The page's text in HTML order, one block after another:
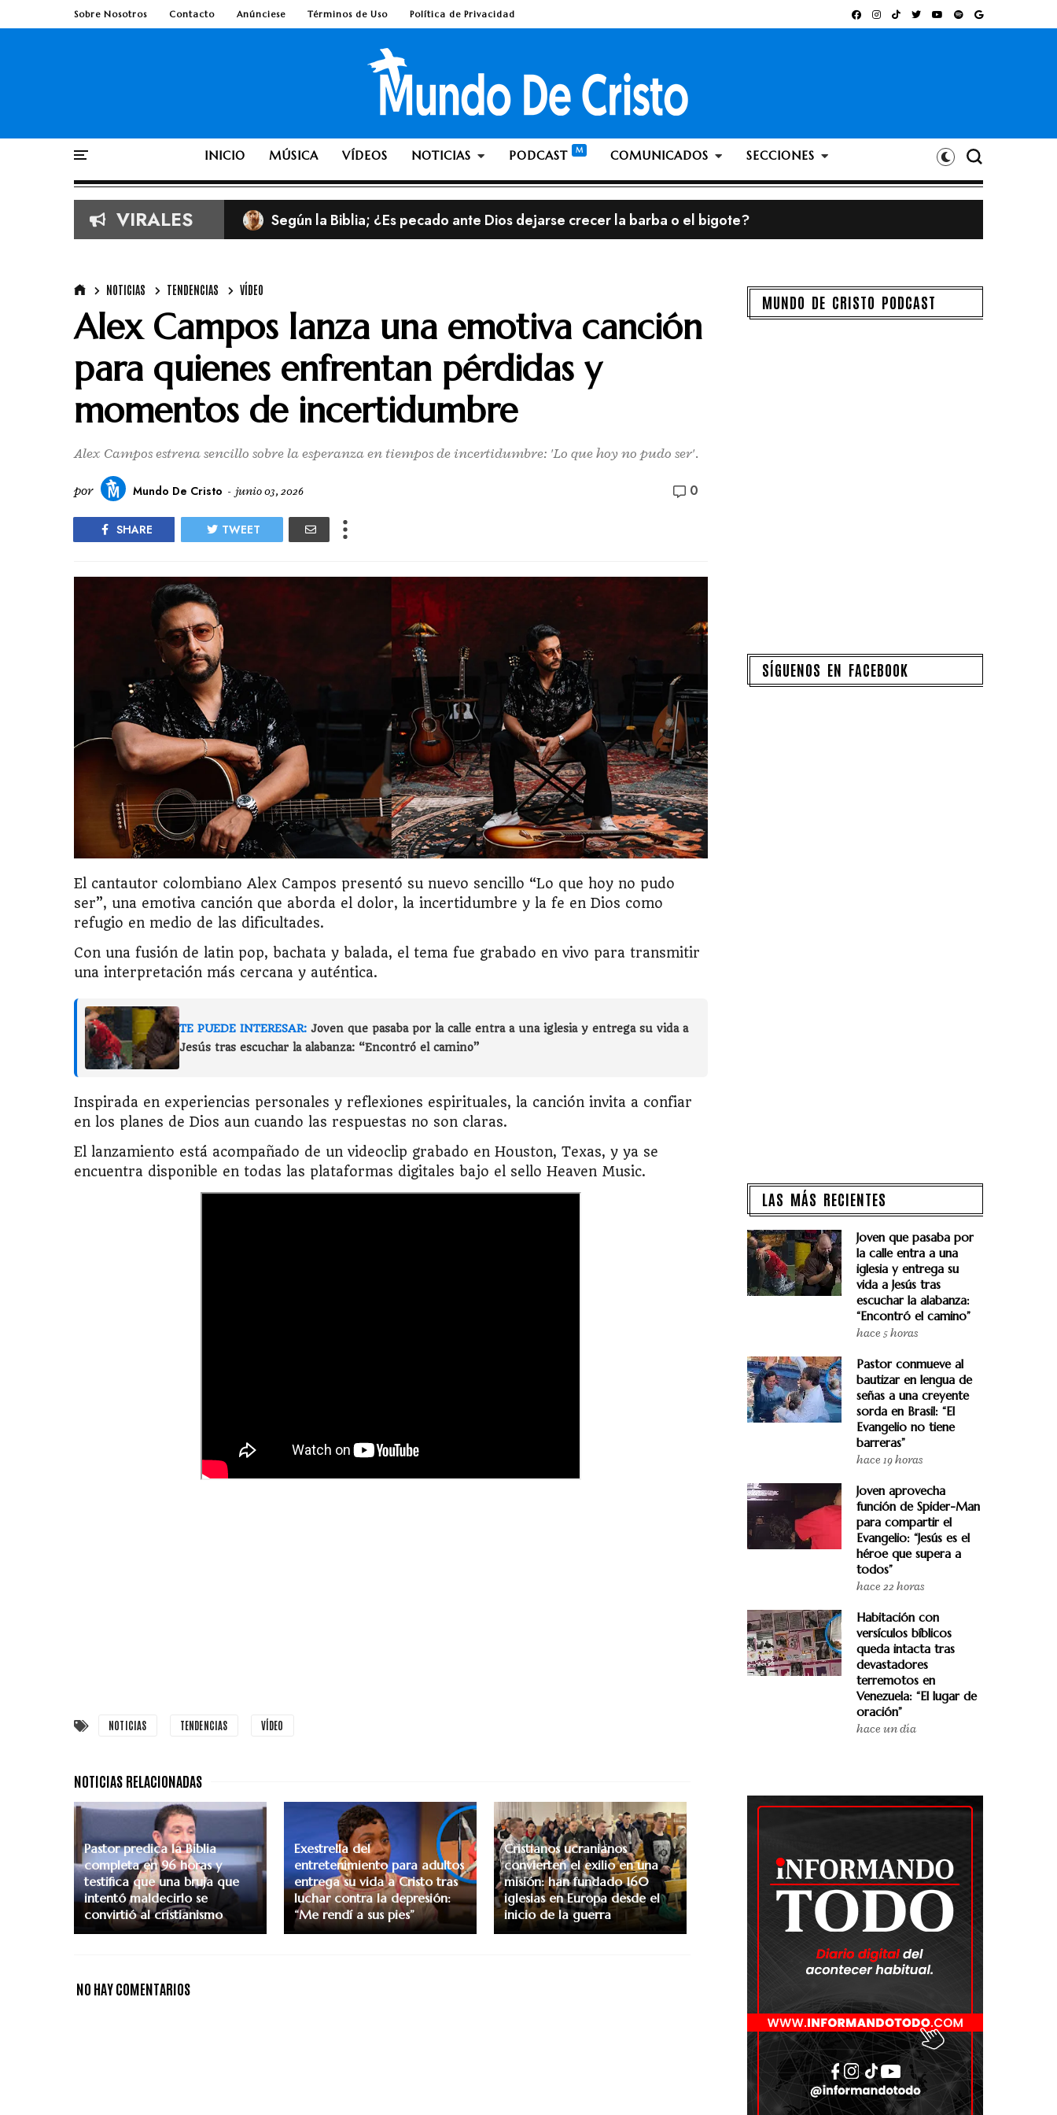
Sobre Nosotros Contacto Anúnciese Términos de Uso Política de Privacidad
INICIO MÚSICA VÍDEOS NOTICIAS PODCAST COMUNICADOS SECCIONES
VIRALES Según la Biblia; ¿Es pecado ante Dios dejarse crecer la barba o el bigote?
NOTICIAS TENDENCIAS VÍDEO
Alex Campos lanza una emotiva canción
para quienes enfrentan pérdidas y
momentos de incertidumbre
Alex Campos estrena sencillo sobre la esperanza en tiempos de incertidumbre: 'Lo que hoy no pudo ser'.
por Mundo De Cristo - junio 03, 2026 0
SHARE TWEET
El cantautor colombiano Alex Campos presentó su nuevo sencillo “Lo que hoy no pudo
ser”, una emotiva canción que aborda el dolor, la incertidumbre y la fe en Dios como
refugio en medio de las dificultades.
Con una fusión de latin pop, bachata y balada, el tema fue grabado en vivo para transmitir
una interpretación más cercana y auténtica.
TE PUEDE INTERESAR: Joven que pasaba por la calle entra a una iglesia y entrega su vida a
Jesús tras escuchar la alabanza: “Encontró el camino”
Inspirada en experiencias personales y reflexiones espirituales, la canción invita a confiar
en los planes de Dios aun cuando las respuestas no son claras.
El lanzamiento está acompañado de un videoclip grabado en Houston, Texas, y ya se
encuentra disponible en todas las plataformas digitales bajo el sello Heaven Music.
NOTICIAS TENDENCIAS VÍDEO
Pastor predica la Biblia
completa en 96 horas y
testifica que una bruja que
intentó maldecirlo se
convirtió al cristianismo
Exestrella del
entretenimiento para adultos
entrega su vida a Cristo tras
luchar contra la depresión:
“Me rendí a sus pies”
Cristianos ucranianos
convierten el exilio en una
misión: han fundado 160
iglesias en Europa desde el
inicio de la guerra
NO HAY COMENTARIOS
MUNDO DE CRISTO PODCAST
SÍGUENOS EN FACEBOOK
LAS MÁS RECIENTES
Joven que pasaba por
la calle entra a una
iglesia y entrega su
vida a Jesús tras
escuchar la alabanza:
“Encontró el camino”
hace 5 horas
Pastor conmueve al
bautizar en lengua de
señas a una creyente
sorda en Brasil: “El
Evangelio no tiene
barreras”
hace 19 horas
Joven aprovecha
función de Spider-Man
para compartir el
Evangelio: “Jesús es el
héroe que supera a
todos”
hace 22 horas
Habitación con
versículos bíblicos
queda intacta tras
devastadores
terremotos en
Venezuela: “El lugar de
oración”
hace un día